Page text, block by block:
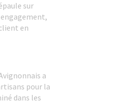
sur
en
a
pour la
dans les